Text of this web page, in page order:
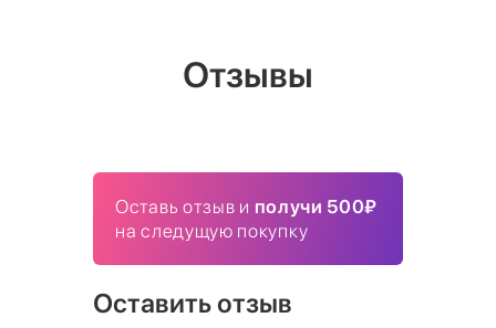
Отзывы
Оставь отзыв и получи 500₽
на следущую покупку
Оставить отзыв